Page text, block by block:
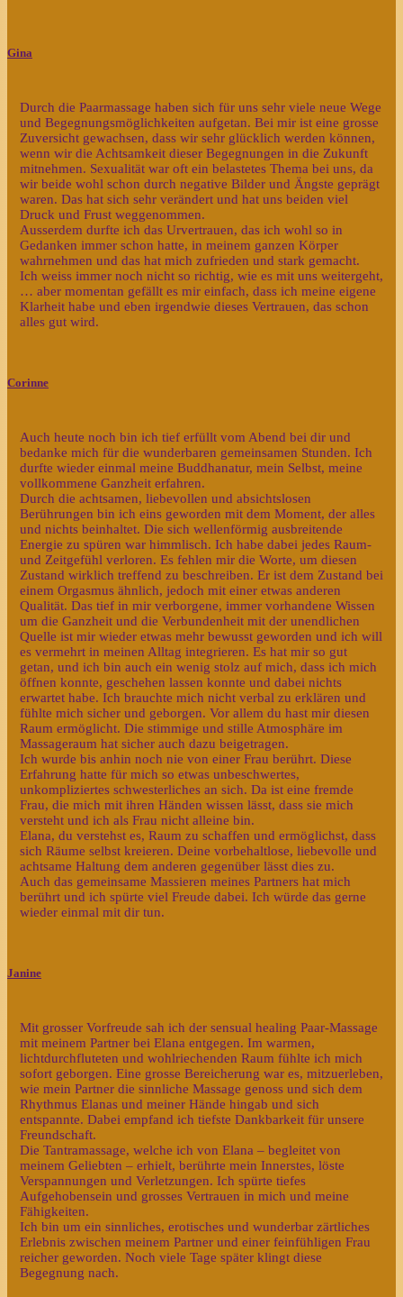
Gina
Durch die Paarmassage haben sich für uns sehr viele neue Wege
und Begegnungsmöglichkeiten aufgetan. Bei mir ist eine grosse
Zuversicht gewachsen, dass wir sehr glücklich werden können,
wenn wir die Achtsamkeit dieser Begegnungen in die Zukunft
mitnehmen. Sexualität war oft ein belastetes Thema bei uns, da
wir beide wohl schon durch negative Bilder und Ängste geprägt
waren. Das hat sich sehr verändert und hat uns beiden viel
Druck und Frust weggenommen.
Ausserdem durfte ich das Urvertrauen, das ich wohl so in
Gedanken immer schon hatte, in meinem ganzen Körper
wahrnehmen und das hat mich zufrieden und stark gemacht.
Ich weiss immer noch nicht so richtig, wie es mit uns weitergeht,
… aber momentan gefällt es mir einfach, dass ich meine eigene
Klarheit habe und eben irgendwie dieses Vertrauen, das schon
alles gut wird.
Corinne
Auch heute noch bin ich tief erfüllt vom Abend bei dir und
bedanke mich für die wunderbaren gemeinsamen Stunden. Ich
durfte wieder einmal meine Buddhanatur, mein Selbst, meine
vollkommene Ganzheit erfahren.
Durch die achtsamen, liebevollen und absichtslosen
Berührungen bin ich eins geworden mit dem Moment, der alles
und nichts beinhaltet. Die sich wellenförmig ausbreitende
Energie zu spüren war himmlisch. Ich habe dabei jedes Raum-
und Zeitgefühl verloren. Es fehlen mir die Worte, um diesen
Zustand wirklich treffend zu beschreiben. Er ist dem Zustand bei
einem Orgasmus ähnlich, jedoch mit einer etwas anderen
Qualität. Das tief in mir verborgene, immer vorhandene Wissen
um die Ganzheit und die Verbundenheit mit der unendlichen
Quelle ist mir wieder etwas mehr bewusst geworden und ich will
es vermehrt in meinen Alltag integrieren. Es hat mir so gut
getan, und ich bin auch ein wenig stolz auf mich, dass ich mich
öffnen konnte, geschehen lassen konnte und dabei nichts
erwartet habe. Ich brauchte mich nicht verbal zu erklären und
fühlte mich sicher und geborgen. Vor allem du hast mir diesen
Raum ermöglicht. Die stimmige und stille Atmosphäre im
Massageraum hat sicher auch dazu beigetragen.
Ich wurde bis anhin noch nie von einer Frau berührt. Diese
Erfahrung hatte für mich so etwas unbeschwertes,
unkompliziertes schwesterliches an sich. Da ist eine fremde
Frau, die mich mit ihren Händen wissen lässt, dass sie mich
versteht und ich als Frau nicht alleine bin.
Elana, du verstehst es, Raum zu schaffen und ermöglichst, dass
sich Räume selbst kreieren. Deine vorbehaltlose, liebevolle und
achtsame Haltung dem anderen gegenüber lässt dies zu.
Auch das gemeinsame Massieren meines Partners hat mich
berührt und ich spürte viel Freude dabei. Ich würde das gerne
wieder einmal mit dir tun.
Janine
Mit grosser Vorfreude sah ich der sensual healing Paar-Massage
mit meinem Partner bei Elana entgegen. Im warmen,
lichtdurchfluteten und wohlriechenden Raum fühlte ich mich
sofort geborgen. Eine grosse Bereicherung war es, mitzuerleben,
wie mein Partner die sinnliche Massage genoss und sich dem
Rhythmus Elanas und meiner Hände hingab und sich
entspannte. Dabei empfand ich tiefste Dankbarkeit für unsere
Freundschaft.
Die Tantramassage, welche ich von Elana – begleitet von
meinem Geliebten – erhielt, berührte mein Innerstes, löste
Verspannungen und Verletzungen. Ich spürte tiefes
Aufgehobensein und grosses Vertrauen in mich und meine
Fähigkeiten.
Ich bin um ein sinnliches, erotisches und wunderbar zärtliches
Erlebnis zwischen meinem Partner und einer feinfühligen Frau
reicher geworden. Noch viele Tage später klingt diese
Begegnung nach.